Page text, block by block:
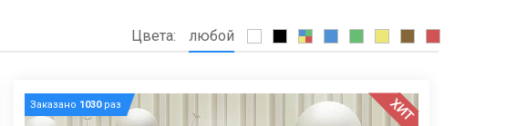
Цвета: любой
Заказано 1030раз ХИТ